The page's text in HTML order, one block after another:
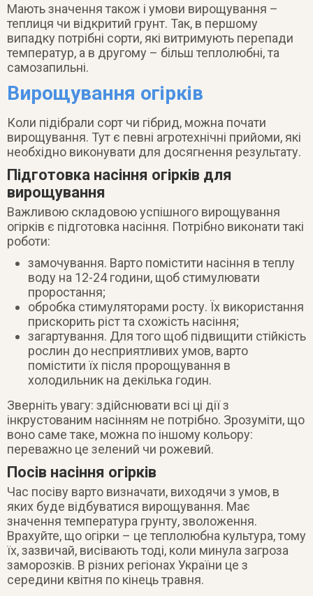
Мають значення також і умови вирощування –
теплиця чи відкритий грунт. Так, в першому
випадку потрібні сорти, які витримують перепади
температур, а в другому – більш теплолюбні, та
самозапильні.
Вирощування огірків
Коли підібрали сорт чи гібрид, можна почати
вирощування. Тут є певні агротехнічні прийоми, які
необхідно виконувати для досягнення результату.
Підготовка насіння огірків для
вирощування
Важливою складовою успішного вирощування
огірків є підготовка насіння. Потрібно виконати такі
роботи:
замочування. Варто помістити насіння в теплу
воду на 12-24 години, щоб стимулювати
проростання;
обробка стимуляторами росту. Їх використання
прискорить ріст та схожість насіння;
загартування. Для того щоб підвищити стійкість
рослин до несприятливих умов, варто
помістити їх після пророщування в
холодильник на декілька годин.
Зверніть увагу: здійснювати всі ці дії з
інкрустованим насінням не потрібно. Зрозуміти, що
воно саме таке, можна по іншому кольору:
переважно це зелений чи рожевий.
Посів насіння огірків
Час посіву варто визначати, виходячи з умов, в
яких буде відбуватися вирощування. Має
значення температура грунту, зволоження.
Врахуйте, що огірки – це теплолюбна культура, тому
їх, зазвичай, висівають тоді, коли минула загроза
заморозків. В різних регіонах України це з
середини квітня по кінець травня.